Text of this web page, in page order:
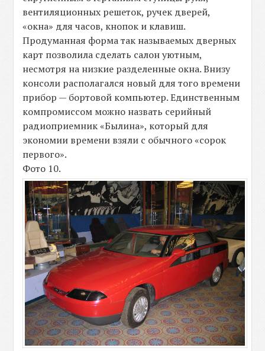
вентиляционных решеток, ручек дверей,
«окна» для часов, кнопок и клавиш.
Продуманная форма так называемых дверных
карт позволила сделать салон уютным,
несмотря на низкие разделенные окна. Внизу
консоли располагался новый для того времени
прибор — бортовой компьютер. Единственным
компромиссом можно назвать серийный
радиоприемник «Былина», который для
экономии времени взяли с обычного «сорок
первого».
Фото 10.